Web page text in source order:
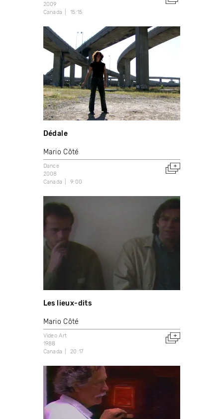
2009
Canada
15:15
Dédale
Mario Côté
Dance
2008
Canada
9:00
Les lieux-dits
Mario Côté
Video Art
1988
Canada
20:17